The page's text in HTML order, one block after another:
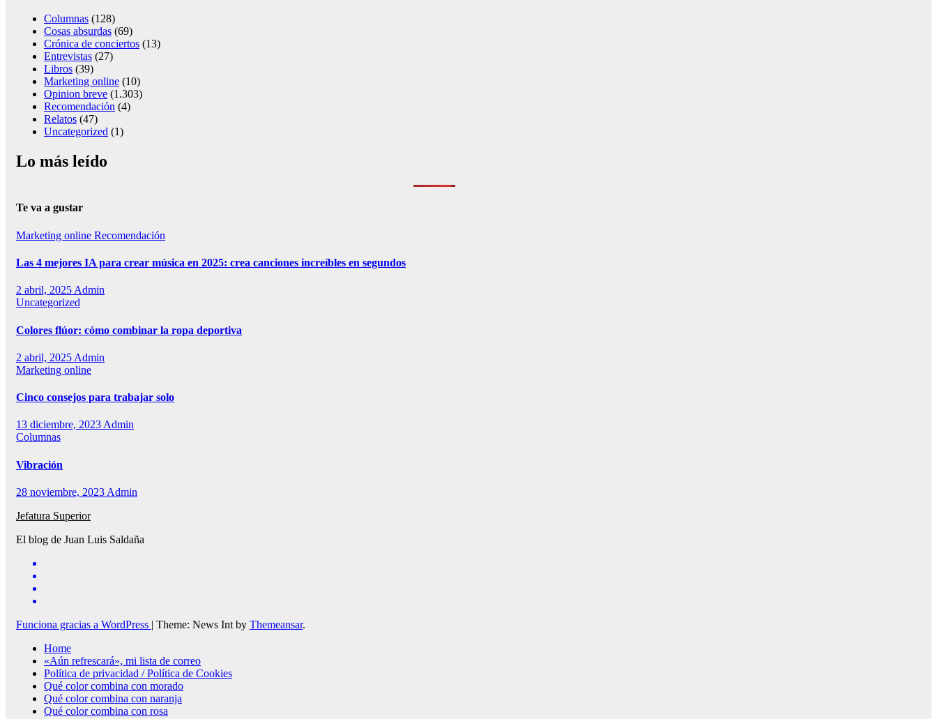
Columnas (128)
Cosas absurdas (69)
Crónica de conciertos (13)
Entrevistas (27)
Libros (39)
Marketing online (10)
Opinion breve (1.303)
Recomendación (4)
Relatos (47)
Uncategorized (1)
Lo más leído
Te va a gustar
Marketing online Recomendación
Las 4 mejores IA para crear música en 2025: crea canciones increíbles en segundos
2 abril, 2025 Admin
Uncategorized
Colores flúor: cómo combinar la ropa deportiva
2 abril, 2025 Admin
Marketing online
Cinco consejos para trabajar solo
13 diciembre, 2023 Admin
Columnas
Vibración
28 noviembre, 2023 Admin
Jefatura Superior
El blog de Juan Luis Saldaña
Funciona gracias a WordPress | Theme: News Int by Themeansar.
Home
«Aún refrescará», mi lista de correo
Política de privacidad / Política de Cookies
Qué color combina con morado
Qué color combina con naranja
Qué color combina con rosa